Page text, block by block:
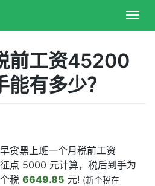
前工资45200
有多少？
贪黑上班一个月税前工资
点 5000 元计算，税后到手为
税 6649.85 元! (新个税在